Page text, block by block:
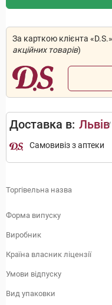
За карткою клієнта
акційних товарів)
Доставка в: Львів
Самовивіз з аптеки
Торгівельна назва
Форма випуску
Виробник
Країна власник ліцензії
Умови відпуску
Вид упаковки